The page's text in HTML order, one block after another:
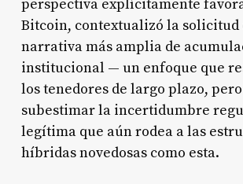
perspectiva explícitamente
Bitcoin, contextualizó la solicitud
narrativa más amplia de
institucional — un enfoque que
los tenedores de largo plazo,
subestimar la incertidumbre
legítima que aún rodea a las
híbridas novedosas como esta.